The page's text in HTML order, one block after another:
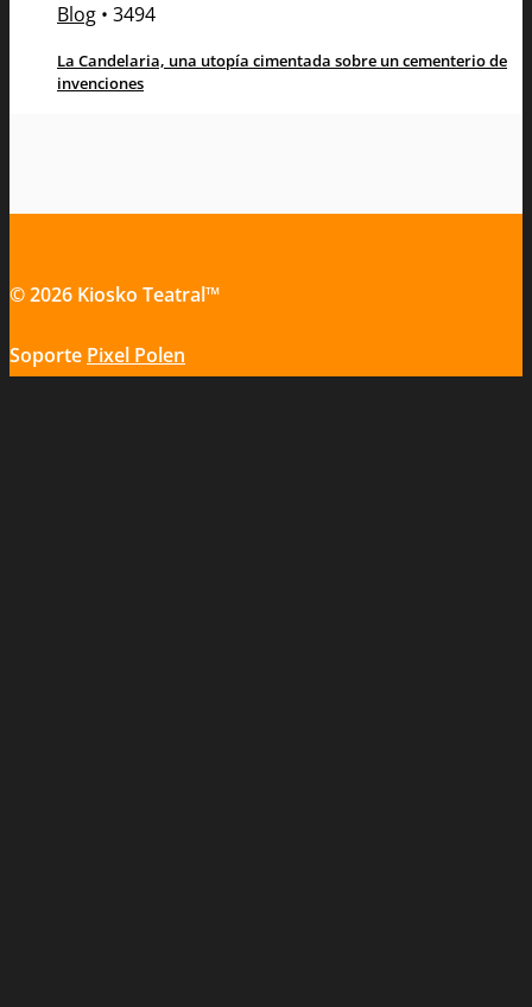
Blog • 3494
La Candelaria, una utopía cimentada sobre un cementerio de
invenciones
© 2026 Kiosko Teatral™
Soporte Pixel Polen